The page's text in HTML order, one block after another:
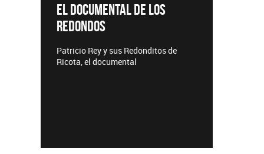
EL DOCUMENTAL DE LOS
REDONDOS
Patricio Rey y sus Redonditos de
Ricota, el documental